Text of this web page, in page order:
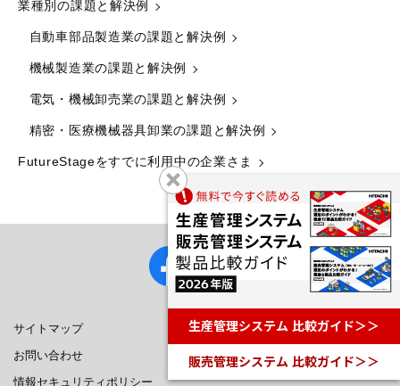
業種別の課題と解決例
自動車部品製造業の課題と解決例
機械製造業の課題と解決例
電気・機械卸売業の課題と解決例
精密・医療機械器具卸業の課題と解決例
FutureStageをすでに利用中の企業さま
サイトマップ
お問い合わせ
情報セキュリティポリシー
生産管理システム 比較ガイド＞＞
販売管理システム 比較ガイド＞＞